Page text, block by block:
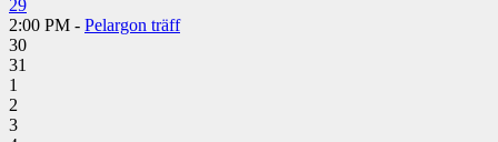
29
2:00 PM - Pelargon träff
30
31
1
2
3